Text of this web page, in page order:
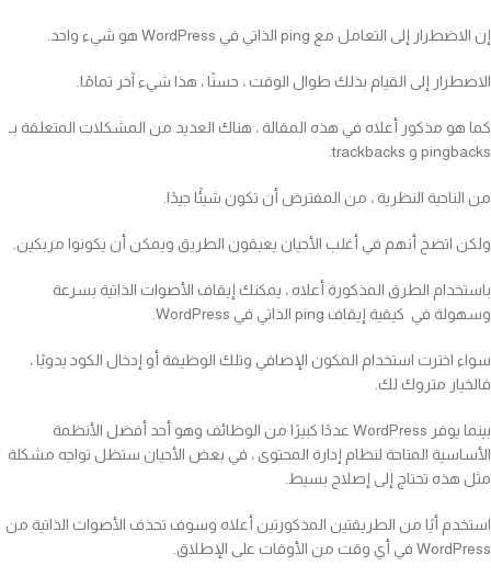
إن الاضطرار إلى التعامل مع ping الذاتي في WordPress هو شيء واحد.
الاضطرار إلى القيام بذلك طوال الوقت ، حسنًا ، هذا شيء آخر تمامًا.
كما هو مذكور أعلاه في هذه المقالة ، هناك العديد من المشكلات المتعلقة بـ
pingbacks و trackbacks.
من الناحية النظرية ، من المفترض أن تكون شيئًا جيدًا.
ولكن اتضح أنهم في أغلب الأحيان يعيقون الطريق ويمكن أن يكونوا مربكين.
باستخدام الطرق المذكورة أعلاه ، يمكنك إيقاف الأصوات الذاتية بسرعة
وسهولة في كيفية إيقاف ping الذاتي في WordPress.
سواء اخترت استخدام المكون الإضافي وتلك الوظيفة أو إدخال الكود يدويًا ،
فالخيار متروك لك.
بينما يوفر WordPress عددًا كبيرًا من الوظائف وهو أحد أفضل الأنظمة
الأساسية المتاحة لنظام إدارة المحتوى ، في بعض الأحيان ستظل تواجه مشكلة
مثل هذه تحتاج إلى إصلاح بسيط.
استخدم أيًا من الطريقتين المذكورتين أعلاه وسوف تحذف الأصوات الذاتية من
WordPress في أي وقت من الأوقات على الإطلاق.